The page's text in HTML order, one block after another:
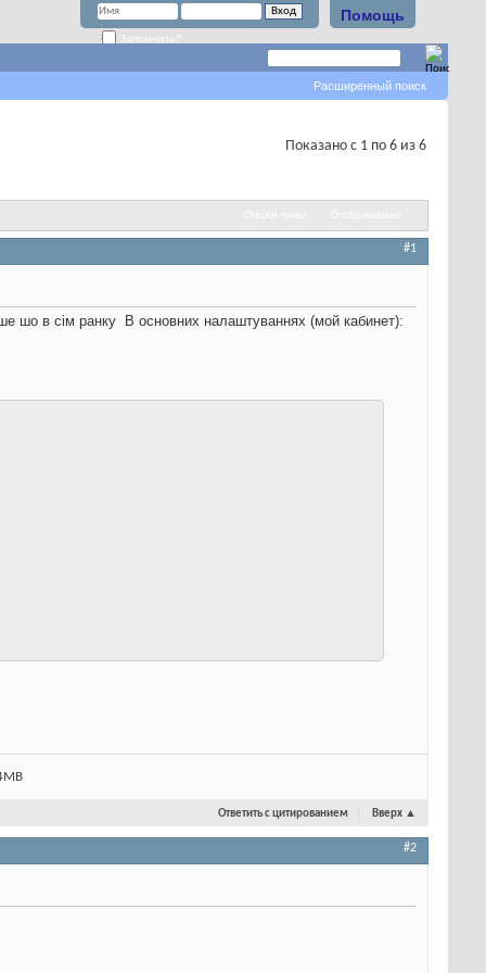
Помощь
Запомнить?
Расширенный поиск
Показано с 1 по 6 из 6
#1
шо в сім ранку
В основних налаштуваннях (мой кабинет):
Ответить с цитированием Вверх ▲
#2